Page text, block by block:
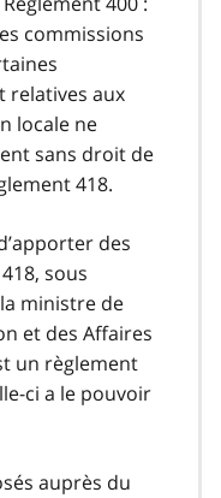
commissions
relatives aux
locale ne
sans droit de
418.
des
sous
ministre de
et des Affaires
un règlement
ci a le pouvoir
auprès du